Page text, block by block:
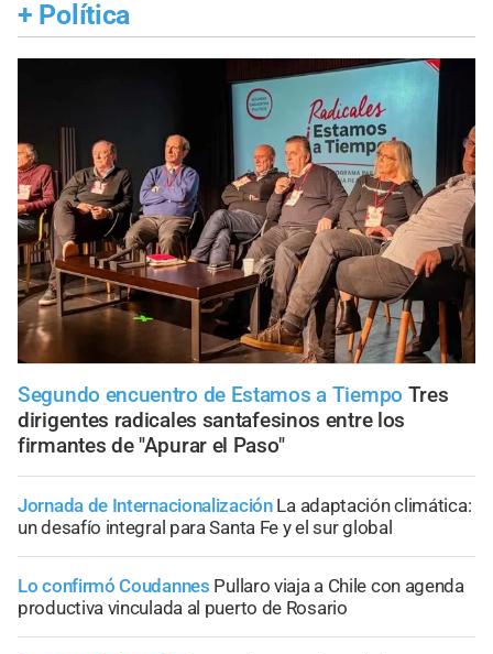
+ Política
Segundo encuentro de Estamos a Tiempo Tres
dirigentes radicales santafesinos entre los
firmantes de "Apurar el Paso"
Jornada de Internacionalización La adaptación climática:
un desafío integral para Santa Fe y el sur global
Lo confirmó Coudannes Pullaro viaja a Chile con agenda
productiva vinculada al puerto de Rosario